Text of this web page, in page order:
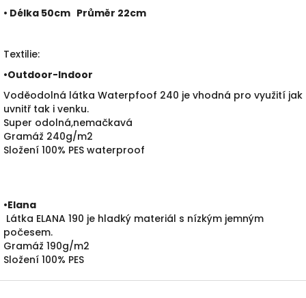
• Délka 50cm Průměr 22cm
Textilie:
•Outdoor-Indoor
Voděodolná látka Waterpfoof 240 je vhodná pro využití jak
uvnitř tak i venku.
Super odolná,nemačkavá
Gramáž 240g/m2
Složení 100% PES waterproof
•Elana
Látka ELANA 190 je hladký materiál s nízkým jemným
počesem.
Gramáž 190g/m2
Složení 100% PES
Z